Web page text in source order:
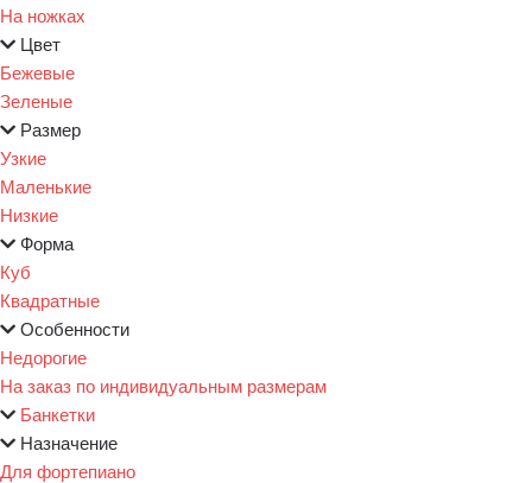
На ножках
Цвет
Бежевые
Зеленые
Размер
Узкие
Маленькие
Низкие
Форма
Куб
Квадратные
Особенности
Недорогие
На заказ по индивидуальным размерам
Банкетки
Назначение
Для фортепиано